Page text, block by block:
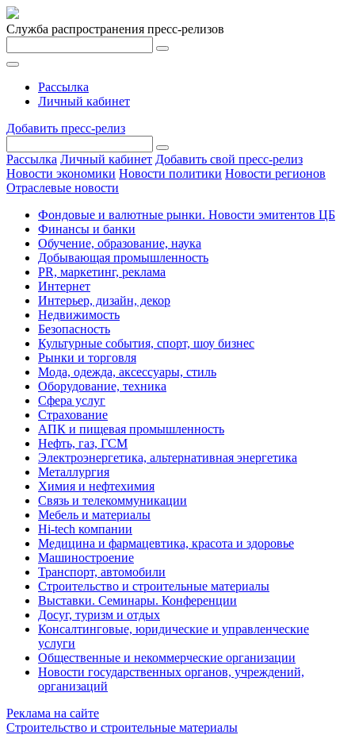
Служба распространения пресс-релизов
Рассылка
Личный кабинет
Добавить пресс-релиз
Рассылка Личный кабинет Добавить свой пресс-релиз
Новости экономики Новости политики Новости регионов
Отраслевые новости
Фондовые и валютные рынки. Новости эмитентов ЦБ
Финансы и банки
Обучение, образование, наука
Добывающая промышленность
PR, маркетинг, реклама
Интернет
Интерьер, дизайн, декор
Недвижимость
Безопасность
Культурные события, спорт, шоу бизнес
Рынки и торговля
Мода, одежда, аксессуары, стиль
Оборудование, техника
Сфера услуг
Страхование
АПК и пищевая промышленность
Нефть, газ, ГСМ
Электроэнергетика, альтернативная энергетика
Металлургия
Химия и нефтехимия
Связь и телекоммуникации
Мебель и материалы
Hi-tech компании
Медицина и фармацевтика, красота и здоровье
Машиностроение
Транспорт, автомобили
Строительство и строительные материалы
Выставки. Семинары. Конференции
Досуг, туризм и отдых
Консалтинговые, юридические и управленческие
услуги
Общественные и некоммерческие организации
Новости государственных органов, учреждений,
организаций
Реклама на сайте
Строительство и строительные материалы